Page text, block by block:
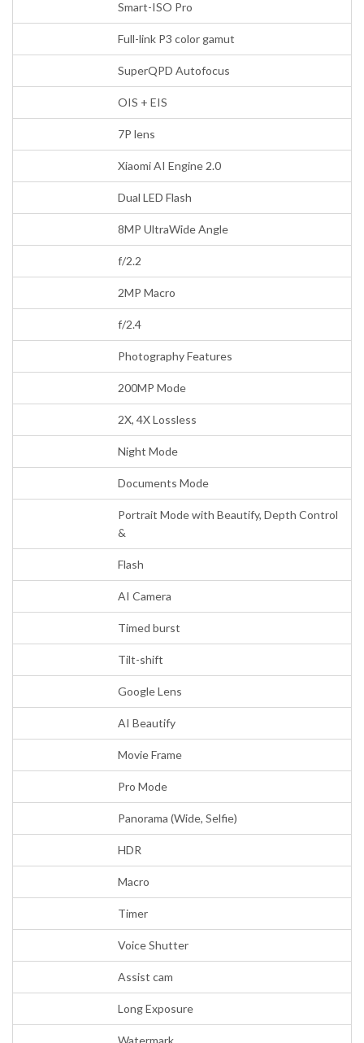
Smart-ISO Pro
Full-link P3 color gamut
SuperQPD Autofocus
OIS + EIS
7P lens
Xiaomi AI Engine 2.0
Dual LED Flash
8MP UltraWide Angle
f/2.2
2MP Macro
f/2.4
Photography Features
200MP Mode
2X, 4X Lossless
Night Mode
Documents Mode
Portrait Mode with Beautify, Depth Control
&
Flash
AI Camera
Timed burst
Tilt-shift
Google Lens
AI Beautify
Movie Frame
Pro Mode
Panorama (Wide, Selfie)
HDR
Macro
Timer
Voice Shutter
Assist cam
Long Exposure
Watermark